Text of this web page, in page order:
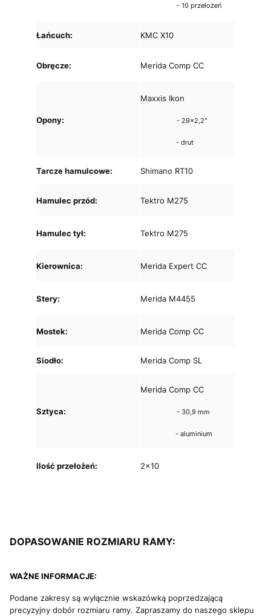
- 10 przełożeń
Łańcuch: KMC X10
Obręcze: Merida Comp CC
Opony:
Maxxis Ikon
- 29x2,2"
- drut
Tarcze hamulcowe: Shimano RT10
Hamulec przód: Tektro M275
Hamulec tył: Tektro M275
Kierownica: Merida Expert CC
Stery: Merida M4455
Mostek: Merida Comp CC
Siodło: Merida Comp SL
Sztyca:
Merida Comp CC
- 30,9 mm
- aluminium
Ilość przełożeń: 2x10
DOPASOWANIE ROZMIARU RAMY:
WAŻNE INFORMACJE:
Podane zakresy są wyłącznie wskazówką poprzedzającą
precyzyjny dobór rozmiaru ramy. Zapraszamy do naszego sklepu